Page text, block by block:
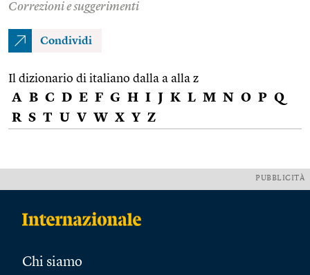
Correzioni e suggerimenti
Condividi
Il dizionario di italiano dalla a alla z
A B C D E F G H I J K L M N O P Q
R S T U V W X Y Z
PUBBLICITÀ
Chi siamo